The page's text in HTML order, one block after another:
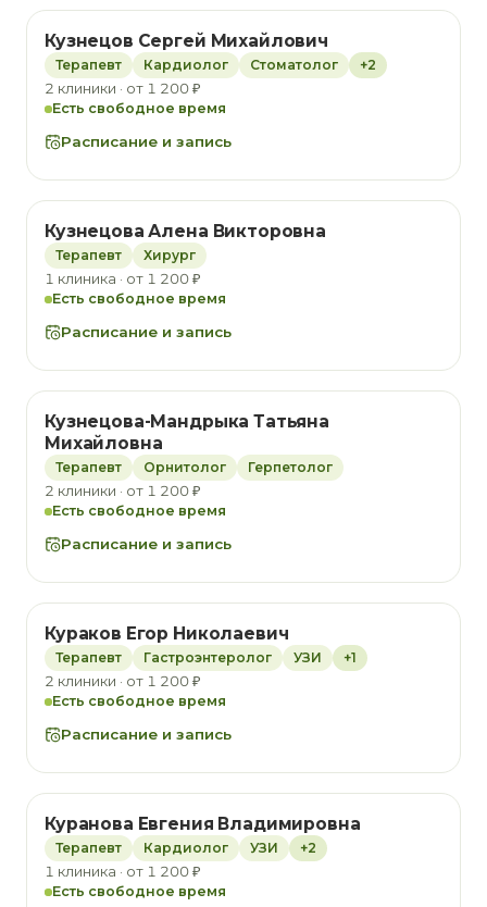
Кузнецов Сергей Михайлович
Терапевт Кардиолог Стоматолог +2
2 клиники · от 1 200 ₽
Есть свободное время
Расписание и запись
Кузнецова Алена Викторовна
Терапевт Хирург
1 клиника · от 1 200 ₽
Есть свободное время
Расписание и запись
Кузнецова-Мандрыка Татьяна
Михайловна
Терапевт Орнитолог Герпетолог
2 клиники · от 1 200 ₽
Есть свободное время
Расписание и запись
Кураков Егор Николаевич
Терапевт Гастроэнтеролог УЗИ +1
2 клиники · от 1 200 ₽
Есть свободное время
Расписание и запись
Куранова Евгения Владимировна
Терапевт Кардиолог УЗИ +2
1 клиника · от 1 200 ₽
Есть свободное время